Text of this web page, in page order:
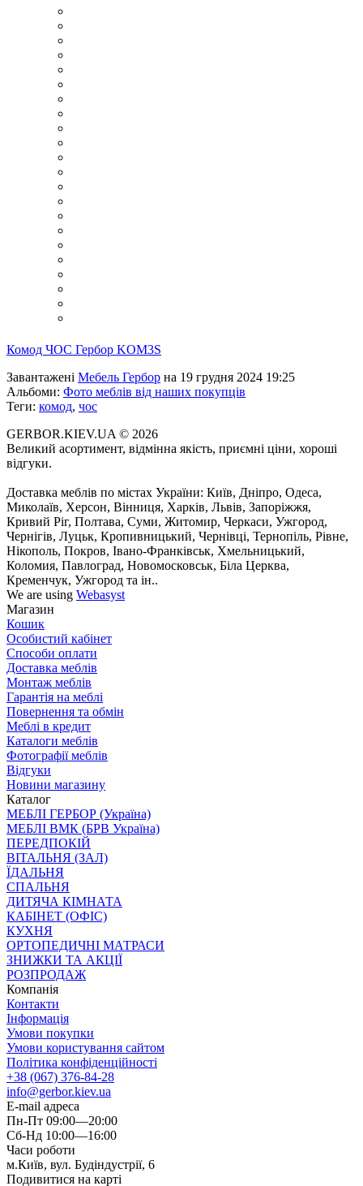
Комод ЧОС Гербор KOM3S
Завантажені Мебель Гербор на 19 грудня 2024 19:25
Альбоми: Фото меблів від наших покупців
Теги: комод, чос
GERBOR.KIEV.UA © 2026
Великий асортимент, відмінна якість, приємні ціни, хороші
відгуки.
Доставка меблів по містах України: Київ, Дніпро, Одеса,
Миколаїв, Херсон, Вінниця, Харків, Львів, Запоріжжя,
Кривий Ріг, Полтава, Суми, Житомир, Черкаси, Ужгород,
Чернігів, Луцьк, Кропивницький, Чернівці, Тернопіль, Рівне,
Нікополь, Покров, Івано-Франківськ, Хмельницький,
Коломия, Павлоград, Новомосковськ, Біла Церква,
Кременчук, Ужгород та ін..
We are using Webasyst
Магазин
Кошик
Особистий кабінет
Способи оплати
Доставка меблів
Монтаж меблів
Гарантія на меблі
Повернення та обмін
Меблі в кредит
Каталоги меблів
Фотографії меблів
Відгуки
Новини магазину
Каталог
МЕБЛІ ГЕРБОР (Україна)
МЕБЛІ ВМК (БРВ Україна)
ПЕРЕДПОКІЙ
ВІТАЛЬНЯ (ЗАЛ)
ЇДАЛЬНЯ
СПАЛЬНЯ
ДИТЯЧА КІМНАТА
КАБІНЕТ (ОФІС)
КУХНЯ
ОРТОПЕДИЧНІ МАТРАСИ
ЗНИЖКИ ТА АКЦІЇ
РОЗПРОДАЖ
Компанія
Контакти
Інформація
Умови покупки
Умови користування сайтом
Політика конфіденційності
+38 (067) 376-84-28
info@gerbor.kiev.ua
E-mail адреса
Пн-Пт 09:00—20:00
Сб-Нд 10:00—16:00
Часи роботи
м.Київ, вул. Будіндустрії, 6
Подивитися на карті